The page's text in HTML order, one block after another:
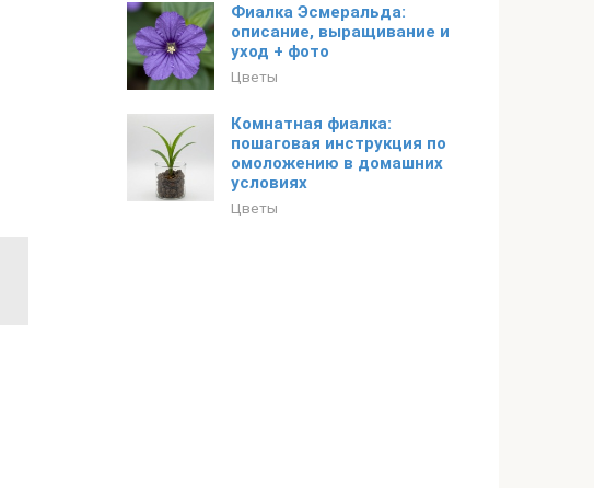
Фиалка Эсмеральда:
описание, выращивание и
уход + фото
Цветы
Комнатная фиалка:
пошаговая инструкция по
омоложению в домашних
условиях
Цветы